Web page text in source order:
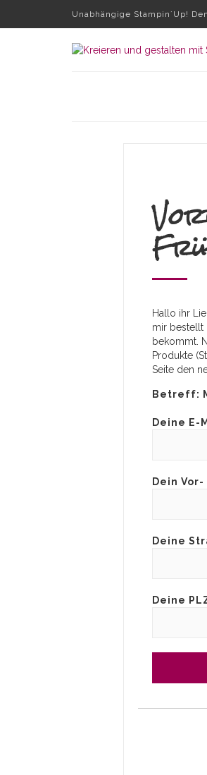
Unabhängige Stampin´Up!
Hallo ihr
mir bestellt
bekommt.
Produkte
Seite den
Betreff:
Deine
Dein
Deine
Deine